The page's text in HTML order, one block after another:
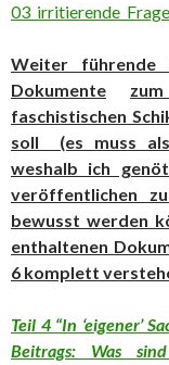
Weiter führende
Dokumente
faschistischen
soll (es muss
weshalb ich
veröffentlichen
bewusst werden
enthaltenen
6 komplett
Teil 4 “In ‘eigener’
Beitrags: Was